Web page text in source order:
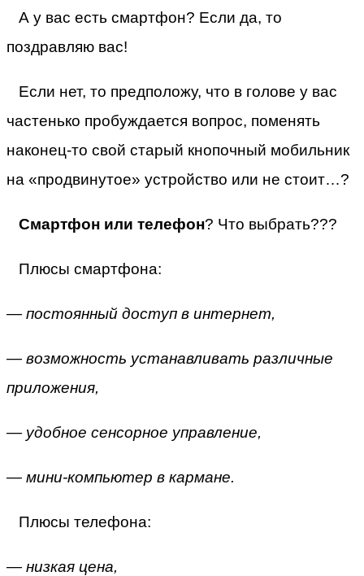
А у вас есть смартфон? Если да, то
поздравляю вас!
Если нет, то предположу, что в голове у вас
частенько пробуждается вопрос, поменять
наконец-то свой старый кнопочный мобильник
на «продвинутое» устройство или не стоит…?
Смартфон или телефон? Что выбрать???
Плюсы смартфона:
— постоянный доступ в интернет,
— возможность устанавливать различные
приложения,
— удобное сенсорное управление,
— мини-компьютер в кармане.
Плюсы телефона:
— низкая цена,